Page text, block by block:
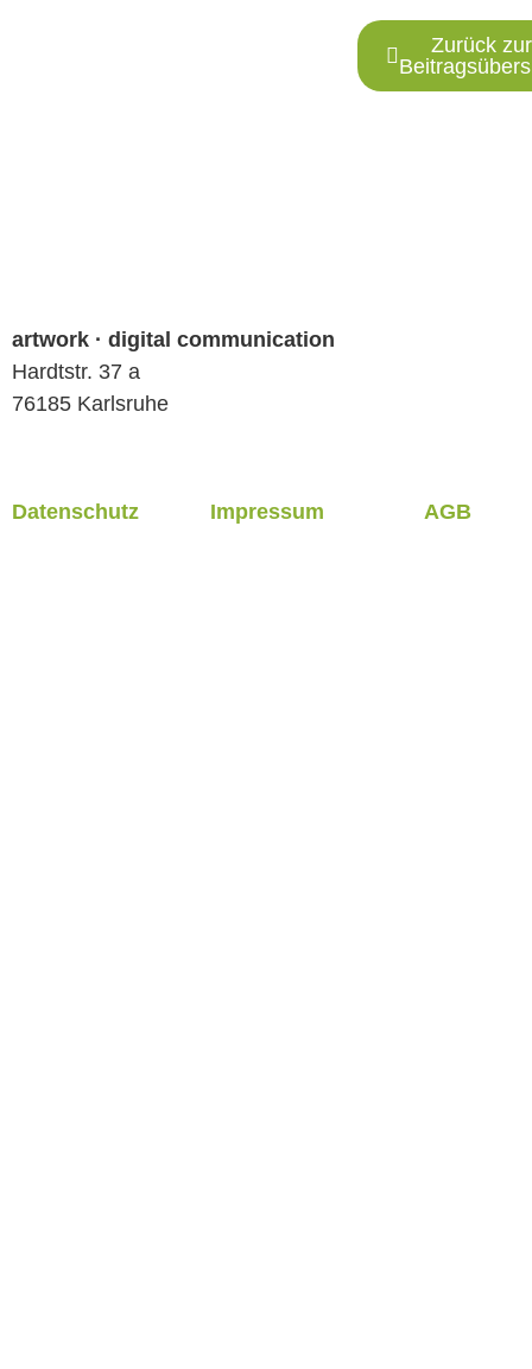
Zurück zur
artwork · digital communication
Hardtstr. 37 a
76185 Karlsruhe
Datenschutz Impressum AGB